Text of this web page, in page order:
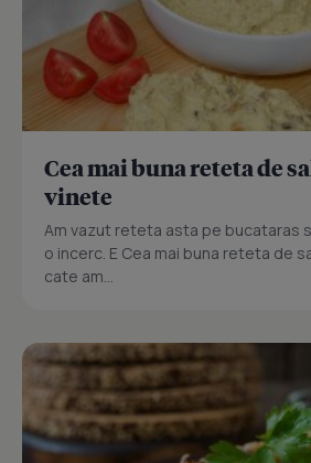
Cea mai buna reteta de
vinete
Am vazut reteta asta pe bucataras
o incerc. E Cea mai buna reteta de
cate am...